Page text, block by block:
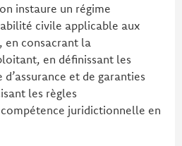
instaure un régime
civile applicable aux
en consacrant la
en définissant les
et de garanties
les règles
juridictionnelle en